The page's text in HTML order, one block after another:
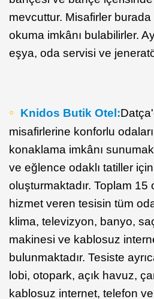
mevcuttur. Misafirler
okuma imkânı bulabilirler.
eşya, oda servisi ve
Knidos Butik Otel:
misafirlerine konforlu
konaklama imkânı
ve eğlence odaklı tatiller
oluşturmaktadır. Toplam 15
hizmet veren tesisin tüm
klima, televizyon, banyo,
makinesi ve kablosuz
bulunmaktadır. Tesiste
lobi, otopark, açık havuz,
kablosuz internet, telefon